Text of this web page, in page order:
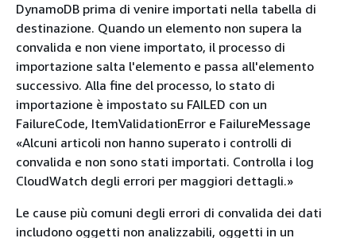
DynamoDB prima di venire importati nella tabella di
destinazione. Quando un elemento non supera la
convalida e non viene importato, il processo di
importazione salta l'elemento e passa all'elemento
successivo. Alla fine del processo, lo stato di
importazione è impostato su FAILED con un
FailureCode, ItemValidationError e FailureMessage
«Alcuni articoli non hanno superato i controlli di
convalida e non sono stati importati. Controlla i log
CloudWatch degli errori per maggiori dettagli.»
Le cause più comuni degli errori di convalida dei dati
includono oggetti non analizzabili, oggetti in un